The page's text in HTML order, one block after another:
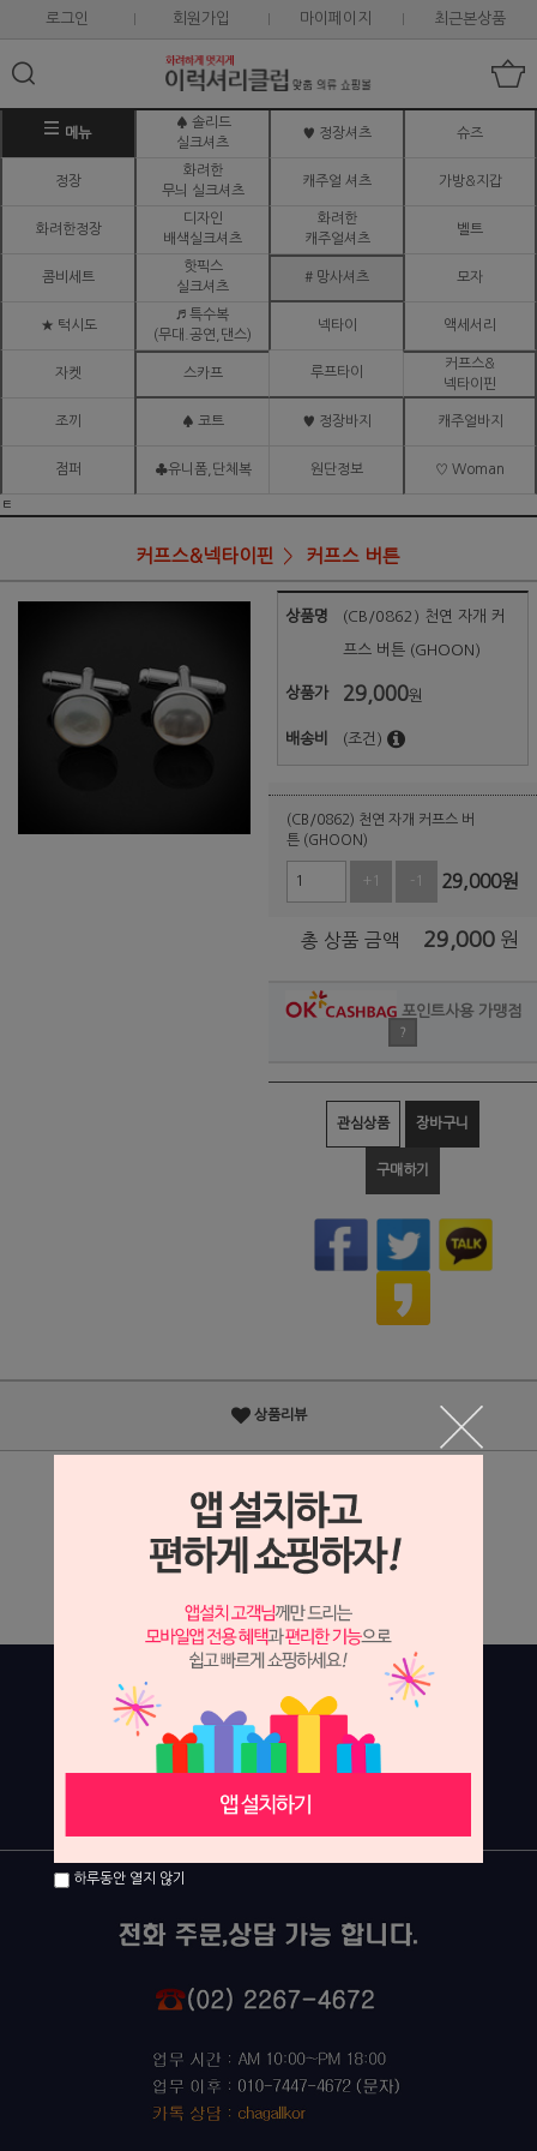
로그인 회원가입 마이페이지 최근본상품
메뉴
♠ 솔리드
실크셔츠
♥ 정장셔츠 슈즈
정장
화려한
무늬 실크셔츠
캐주얼 셔츠 가방&지갑
화려한정장
디자인
배색실크셔츠
화려한
캐주얼셔츠
벨트
콤비세트
핫픽스
실크셔츠
# 망사셔츠 모자
★ 턱시도
♬ 특수복
(무대.공연,댄스)
넥타이 액세서리
자켓 스카프 루프타이
커프스&
넥타이핀
조끼 ♠ 코트 ♥ 정장바지 캐주얼바지
점퍼 ♣유니폼,단체복 원단정보 ♡ Woman
ㅌ
커프스&넥타이핀 커프스 버튼
상품명 (CB/0862) 천연 자개 커
프스 버튼 (GHOON)
상품가 29,000원
배송비 (조건)
(CB/0862) 천연 자개 커프스 버
튼 (GHOON)
+1 -1 29,000원
총 상품 금액 29,000 원
포인트사용 가맹점
?
관심상품 장바구니
구매하기
상품리뷰
상세정보 새창 열기
하루동안 열지 않기